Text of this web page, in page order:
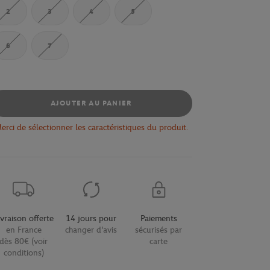
2 3 4 5
6 7
AJOUTER AU PANIER
de sélectionner les caractéristiques du produit.
offerte
en France
dès 80€ (voir
conditions)
14 jours pour
changer d'avis
Paiements
sécurisés par
carte